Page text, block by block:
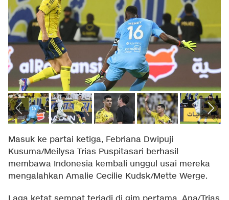
Masuk ke partai ketiga, Febriana Dwipuji
Kusuma/Meilysa Trias Puspitasari berhasil
membawa Indonesia kembali unggul usai mereka
mengalahkan Amalie Cecilie Kudsk/Mette Werge.